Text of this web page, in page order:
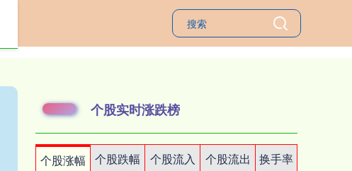
个股实时涨跌榜
个股涨幅 个股跌幅 个股流入 个股流出
换手率